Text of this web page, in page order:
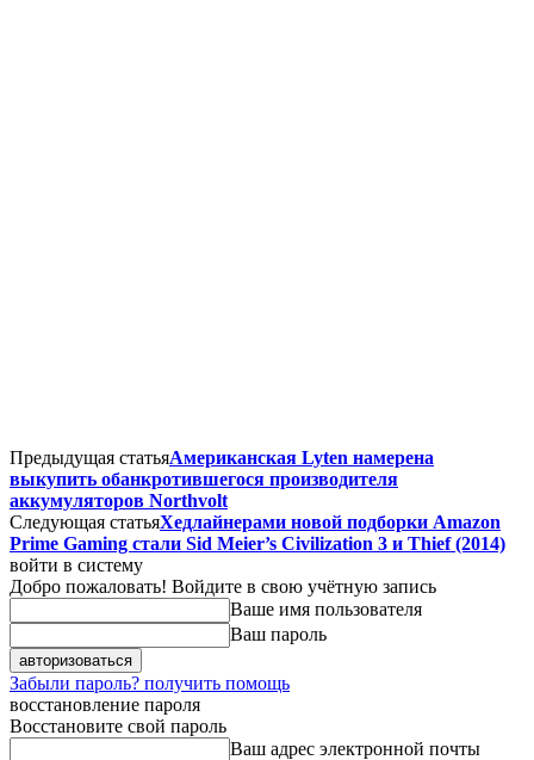
Предыдущая статьяАмериканская Lyten намерена
выкупить обанкротившегося производителя
аккумуляторов Northvolt
Следующая статьяХедлайнерами новой подборки Amazon
Prime Gaming стали Sid Meier’s Civilization 3 и Thief (2014)
войти в систему
Добро пожаловать! Войдите в свою учётную запись
Ваше имя пользователя
Ваш пароль
Забыли пароль? получить помощь
восстановление пароля
Восстановите свой пароль
Ваш адрес электронной почты